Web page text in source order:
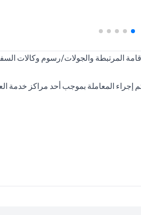
المعاملة بموجب أحد مراكز خدمة